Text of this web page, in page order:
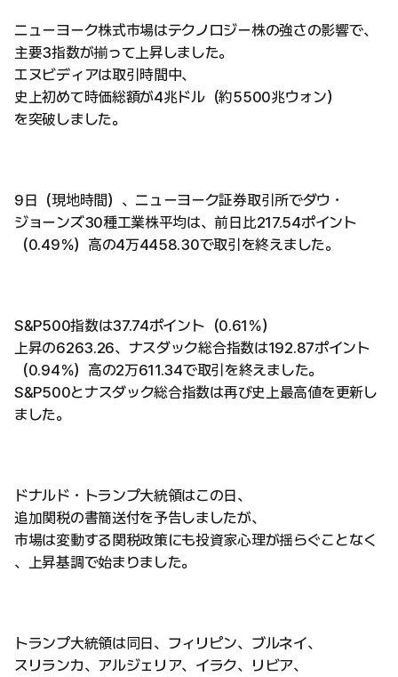
ニューヨーク株式市場はテクノロジー株の強さの影響で、
主要3指数が揃って上昇しました。
エヌビディアは取引時間中、
史上初めて時価総額が4兆ドル（約5500兆ウォン）
を突破しました。
9日（現地時間）、ニューヨーク証券取引所でダウ・
ジョーンズ30種工業株平均は、前日比217.54ポイント
（0.49％）高の4万4458.30で取引を終えました。
S&P500指数は37.74ポイント（0.61％）
上昇の6263.26、ナスダック総合指数は192.87ポイント
（0.94％）高の2万611.34で取引を終えました。
S&P500とナスダック総合指数は再び史上最高値を更新し
ました。
ドナルド・トランプ大統領はこの日、
追加関税の書簡送付を予告しましたが、
市場は変動する関税政策にも投資家心理が揺らぐことなく
、上昇基調で始まりました。
トランプ大統領は同日、フィリピン、ブルネイ、
スリランカ、アルジェリア、イラク、リビア、